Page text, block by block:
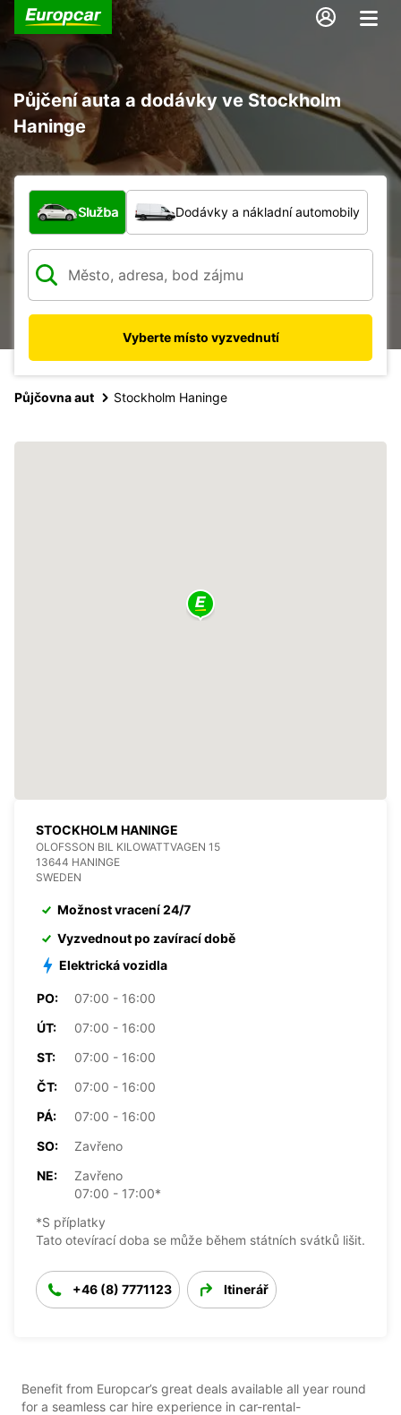
Půjčení auta a dodávky ve Stockholm
Haninge
Jaký typ vozidla?
Služba Dodávky a nákladní automobily
Vyberte místo vyzvednutí
Půjčovna aut Stockholm Haninge
STOCKHOLM HANINGE
OLOFSSON BIL KILOWATTVAGEN 15
13644 HANINGE
SWEDEN
Možnost vracení 24/7
Vyzvednout po zavírací době
Elektrická vozidla
PO:
07:00 - 16:00
ÚT:
07:00 - 16:00
ST:
07:00 - 16:00
ČT:
07:00 - 16:00
PÁ:
07:00 - 16:00
SO:
Zavřeno
NE:
Zavřeno
07:00 - 17:00*
*S příplatky
Tato otevírací doba se může během státních svátků lišit.
+46 (8) 7771123 Itinerář
Benefit from Europcar’s great deals available all year round
for a seamless car hire experience in car-rental-